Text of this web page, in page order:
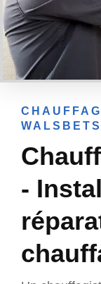
WALSBETS
-